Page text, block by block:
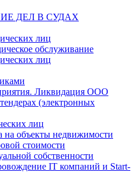
ДЕЛ В СУДАХ
лиц
обслуживание
лиц
Ликвидация ООО
(электронных
лиц
на объекты недвижимости
стоимости
собственности
IT компаний и Start-